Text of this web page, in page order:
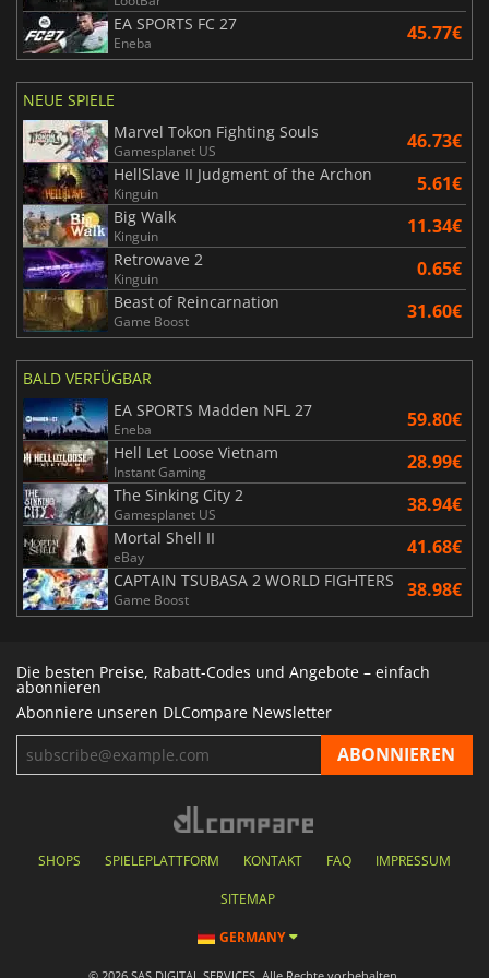
EA SPORTS FC 27
Eneba 45.77€
NEUE SPIELE
Marvel Tokon Fighting Souls
Gamesplanet US 46.73€
HellSlave II Judgment of the Archon
Kinguin 5.61€
Big Walk
Kinguin 11.34€
Retrowave 2
Kinguin 0.65€
Beast of Reincarnation
Game Boost 31.60€
BALD VERFÜGBAR
EA SPORTS Madden NFL 27
Eneba 59.80€
Hell Let Loose Vietnam
Instant Gaming 28.99€
The Sinking City 2
Gamesplanet US 38.94€
Mortal Shell II
eBay 41.68€
CAPTAIN TSUBASA 2 WORLD FIGHTERS
Game Boost 38.98€
Die besten Preise, Rabatt-Codes und Angebote – einfach
abonnieren
Abonniere unseren DLCompare Newsletter
SHOPS SPIELEPLATTFORM KONTAKT FAQ IMPRESSUM
SITEMAP
GERMANY